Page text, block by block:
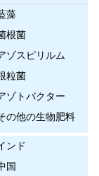
藻
根菌
ゾスピリルム
粒菌
ゾトバクター
の他の生物肥料
ンド
国